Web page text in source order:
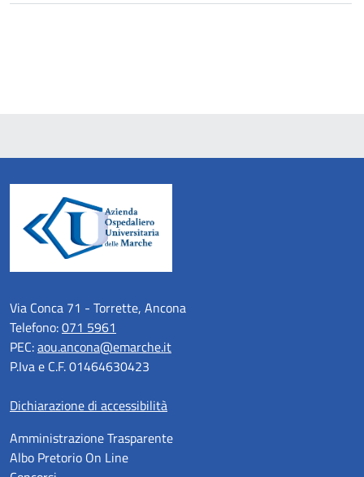
Via Conca 71 - Torrette, Ancona
Telefono:071 5961
PEC:aou.ancona@emarche.it
P.Iva e C.F. 01464630423
Dichiarazione di accessibilità
Amministrazione Trasparente
Albo Pretorio On Line